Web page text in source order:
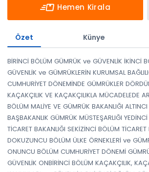
Hemen Kirala
Özet Künye
BİRİNCİ BÖLÜM GÜMRÜK ve GÜVENLİK İKİNCİ
GÜVENLİK ve GÜMRÜKLERİN KURUMSAL
CUMHURİYET DÖNEMİNDE GÜMRÜKLER
KAÇAKÇILIK VE KAÇAKÇILIKLA MÜCADELEDE
BÖLÜM MALİYE VE GÜMRÜK BAKANLIĞI
BAŞBAKANLIK GÜMRÜK MÜSTEŞARLIĞI
TİCARET BAKANLIĞI SEKİZİNCİ BÖLÜM TİCARET
DOKUZUNCU BÖLÜM ÜLKE ÖRNEKLERİ ve
ONUNCU BÖLÜM CUMHURİYET DÖNEMİ
GÜVENLİK ONBİRİNCİ BÖLÜM KAÇAKÇILIK,